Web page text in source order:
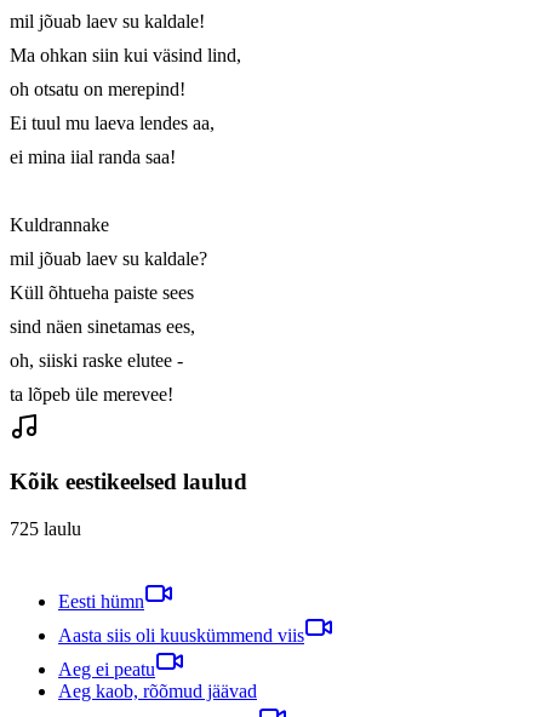
mil jõuab laev su kaldale!
Ma ohkan siin kui väsind lind,
oh otsatu on merepind!
Ei tuul mu laeva lendes aa,
ei mina iial randa saa!
Kuldrannake
mil jõuab laev su kaldale?
Küll õhtueha paiste sees
sind näen sinetamas ees,
oh, siiski raske elutee -
ta lõpeb üle merevee!
Kõik eestikeelsed laulud
725 laulu
Eesti hümn
Aasta siis oli kuuskümmend viis
Aeg ei peatu
Aeg kaob, rõõmud jäävad